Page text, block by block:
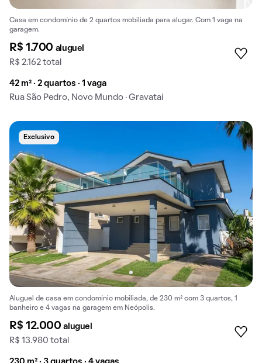
Casa em condomínio de 2 quartos mobiliada para alugar. Com 1 vaga na
garagem.
R$ 1.700 aluguel
R$ 2.162 total
42 m² · 2 quartos · 1 vaga
Rua São Pedro, Novo Mundo · Gravataí
Exclusivo
Aluguel de casa em condomínio mobiliada, de 230 m² com 3 quartos, 1
banheiro e 4 vagas na garagem em Neópolis.
R$ 12.000aluguel
R$ 13.980 total